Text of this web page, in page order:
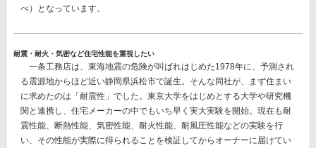
べ）となっています。
耐震・耐火・気密など住宅性能を重視したい
一条工務店は、東海地震の危険が叫ばれはじめた1978年に、予測され
る震源地からほど近い静岡県浜松市で誕生。そんな同社が、まず住まい
に求めたのは「耐震性」でした。東京大学をはじめとする大学や研究機
関と連携し、住宅メーカーの中でもいち早く実大実験を開始。現在も耐
震性能、断熱性能、気密性能、耐火性能、耐風圧性能などの実験を行
い、その性能が実際に得られることを検証してからオーナーに届けてい